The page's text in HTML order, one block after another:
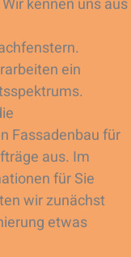
kennen uns aus
ein
Fassadenbau für
aus. Im
für Sie
wir zunächst
etwas